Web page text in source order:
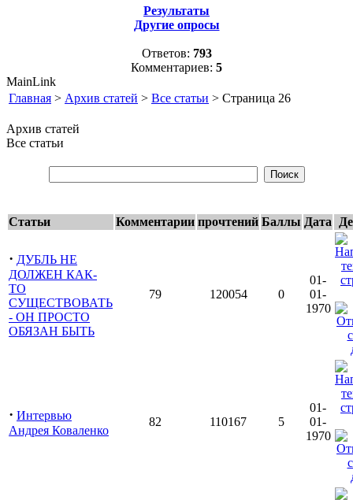
Результаты
Другие опросы
Ответов: 793
Комментариев: 5
MainLink
Главная > Архив статей > Все статьи > Страница 26
Архив статей
Все статьи
Статьи Комментарии прочтений Баллы Дата
· ДУБЛЬ НЕ
ДОЛЖЕН КАК-
ТО
СУЩЕСТВОВАТЬ
- ОН ПРОСТО
ОБЯЗАН БЫТЬ
79 120054 0
01-
01-
1970
· Интервью
Андрея Коваленко
82 110167 5
01-
01-
1970